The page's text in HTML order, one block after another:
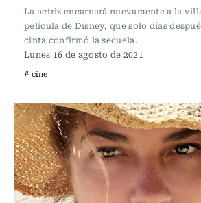
La actriz encarnará nuevamente a la
película de Disney, que solo días
cinta confirmó la secuela.
Lunes 16 de agosto de 2021
# cine